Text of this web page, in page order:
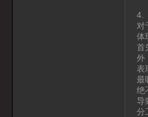
4.
对
体
首
外
表
最
绝
导
分